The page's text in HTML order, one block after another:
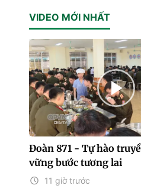
VIDEO MỚI NHẤT
Đoàn 871 - Tự hào
vững bước tương lai
11 giờ trước